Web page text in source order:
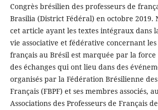
Congrès brésilien des professeurs de
Brasilia (District Fédéral) en octobre 2019.
cet article ayant les textes intégraux dans
vie associative et fédérative concernant les
français au Brésil est marquée par la
des échanges qui ont lieu dans des
organisés par la Fédération Brésilienne
Français (FBPF) et ses membres associés,
Associations des Professeurs de Français